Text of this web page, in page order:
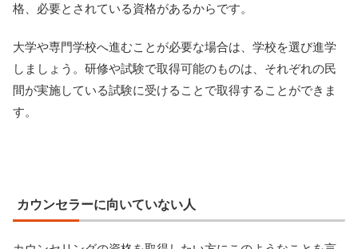
格、必要とされている資格があるからです。
大学や専門学校へ進むことが必要な場合は、学校を選び進学
しましょう。研修や試験で取得可能のものは、それぞれの民
間が実施している試験に受けることで取得することができま
す。
カウンセラーに向いていない人